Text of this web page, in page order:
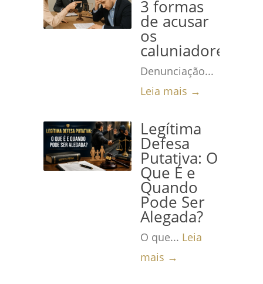
3 formas
de acusar
os
caluniadores
Denunciação...
Leia mais →
Legítima
Defesa
Putativa: O
Que É e
Quando
Pode Ser
Alegada?
O que... Leia
mais →